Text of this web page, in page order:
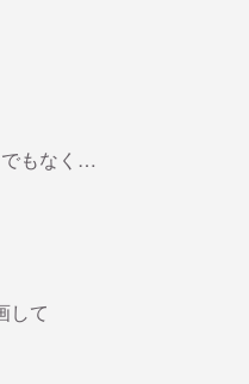
もなく…
して